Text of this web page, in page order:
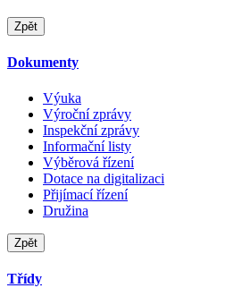
Zpět
Dokumenty
Výuka
Výroční zprávy
Inspekční zprávy
Informační listy
Výběrová řízení
Dotace na digitalizaci
Přijímací řízení
Družina
Zpět
Třídy